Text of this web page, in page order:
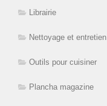
Librairie
Nettoyage et entretien
Outils pour cuisiner
Plancha magazine